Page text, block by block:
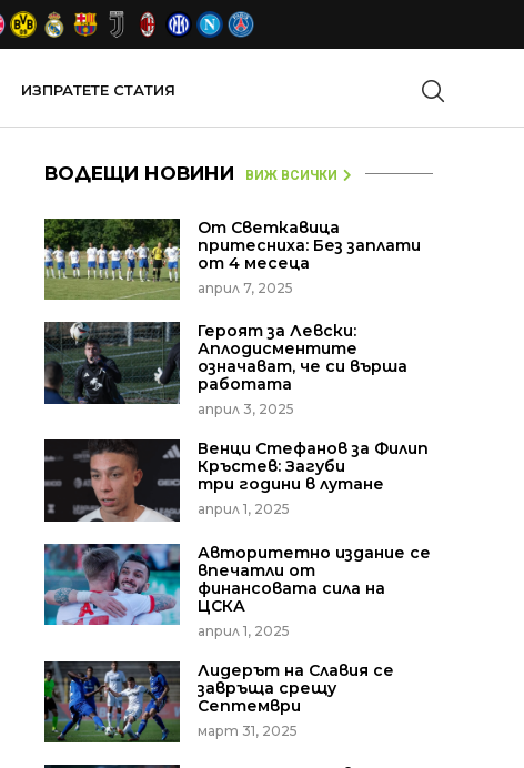
ИЗПРАТЕТЕ СТАТИЯ
ВОДЕЩИ НОВИНИ ВИЖ ВСИЧКИ
От Светкавица
притесниха: Без заплати
от 4 месеца
април 7, 2025
Героят за Левски:
Аплодисментите
означават, че си върша
работата
април 3, 2025
Венци Стефанов за Филип
Кръстев: Загуби
три години в лутане
април 1, 2025
Авторитетно издание се
впечатли от
финансовата сила на
ЦСКА
април 1, 2025
Лидерът на Славия се
завръща срещу
Септември
март 31, 2025